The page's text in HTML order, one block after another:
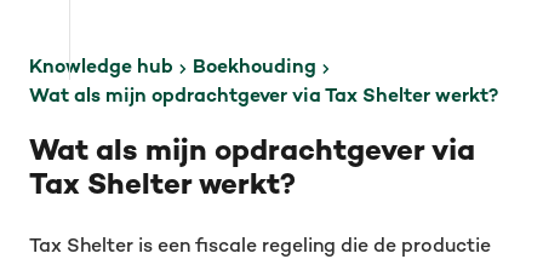
Knowledge hub
Boekhouding
Wat als mijn opdrachtgever via Tax Shelter werkt?
Wat als mijn opdrachtgever via
Tax Shelter werkt?
Tax Shelter is een fiscale regeling die de productie